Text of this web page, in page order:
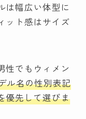
は幅広い体型に
ット感はサイズ
性でもウィメン
ル名の性別表記
優先して選びま